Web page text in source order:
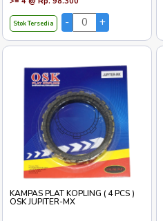
Stok Tersedia
KAMPAS PLAT KOPLING ( 4 PCS )
OSK JUPITER-MX